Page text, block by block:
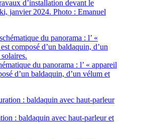
d’installation devant le
janvier 2024. Photo : Emanuel
du panorama : l’ « appareil
d’un baldaquin, d’un vélum et
: baldaquin avec haut-parleur et